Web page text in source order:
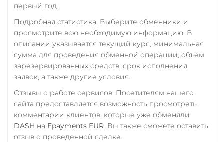
ERC20
USD Coin (USDC)
ERC20
XLM
Utopia USD (UUSD)
Россельхоз банк RUB
Русский Стандарт RUB
Сбербанк
СБП RUB
Совкомбанк RUB
Счет ИП/ООО
первый год.
Подробная статистика. Выберите обменники и
просмотрите всю необходимую информацию. В
описании указывается текущий курс, минимальная
сумма для проведения обменной операции, объем
зарезервированных средств, срок исполнения
заявок, а также другие условия.
Отзывы о работе сервисов. Посетителям нашего
сайта предоставляется возможность просмотреть
комментарии клиентов, которые уже обменяли
DASH на Epayments EUR. Вы также сможете оставить
отзыв о проведенной сделке.